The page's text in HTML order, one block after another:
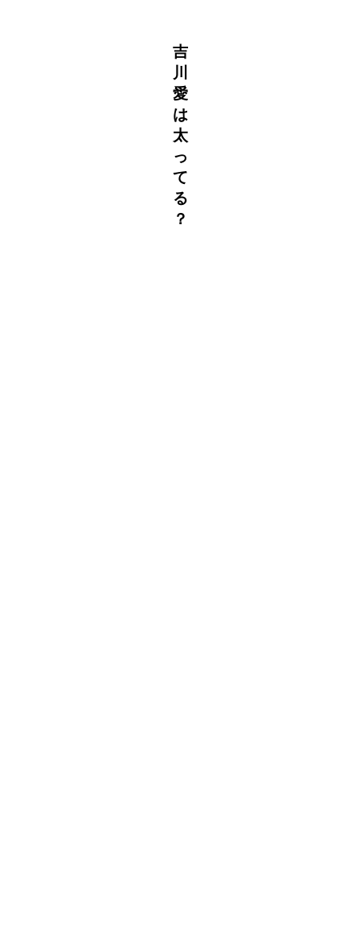
吉
川
愛
は
太
っ
て
る
？